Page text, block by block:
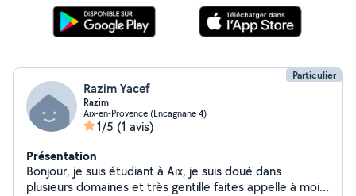
Particulier
Razim Yacef
Razim
Aix-en-Provence (Encagnane 4)
1/5 (1 avis)
Présentation
Bonjour, je suis étudiant à Aix, je suis doué dans
plusieurs domaines et très gentille faites appelle à moi